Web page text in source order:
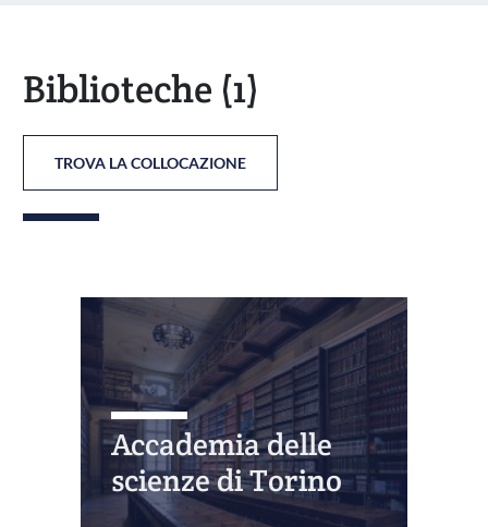
Biblioteche (1)
TROVA LA COLLOCAZIONE
Accademia delle
scienze di Torino